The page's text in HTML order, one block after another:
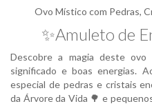
Ovo Místico com Pedras,
✨Amuleto de
Descobre a magia deste
significado e boas energias.
especial de pedras e cristais
da Árvore da Vida 🌳 e